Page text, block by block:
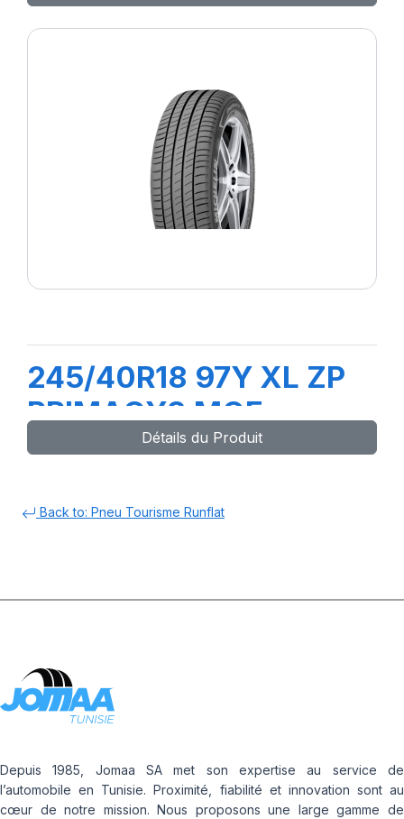
245/40R18 97Y XL ZP
PRIMACY3 MOE
Détails du Produit
Back to: Pneu Tourisme Runflat
Depuis 1985, Jomaa SA met son expertise au service de
l’automobile en Tunisie. Proximité, fiabilité et innovation sont au
cœur de notre mission. Nous proposons une large gamme de